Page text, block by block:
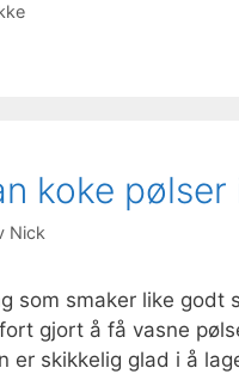
koke
Nick
som smaker like godt
gjort å få vasne
er skikkelig glad i å